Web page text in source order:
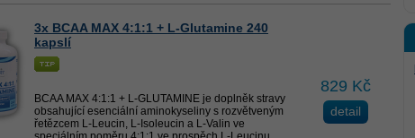
3x BCAA MAX 4:1:1 + L-Glutamine 240
kapslí
BCAA MAX 4:1:1 + L-GLUTAMINE je doplněk stravy
obsahující esenciální aminokyseliny s rozvětveným
řetězcem L-Leucin, L-Isoleucin a L-Valin ve
829 Kč
detail